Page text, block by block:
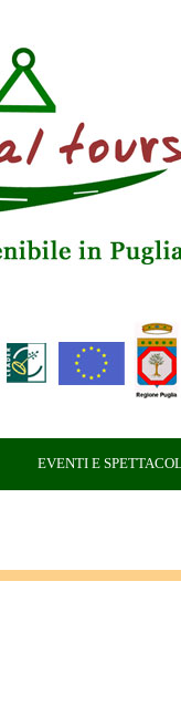
EVENTI E